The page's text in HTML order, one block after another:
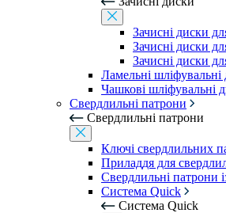
Зачисні диски
Зачисні диски
Зачисні диски
Ламельні
Чашкові шліфувальні
Свердлильні патрони
Свердлильні патрони
Ключі свердлильних
Приладдя для
Свердлильні патрони
Система Quick
Система Quick